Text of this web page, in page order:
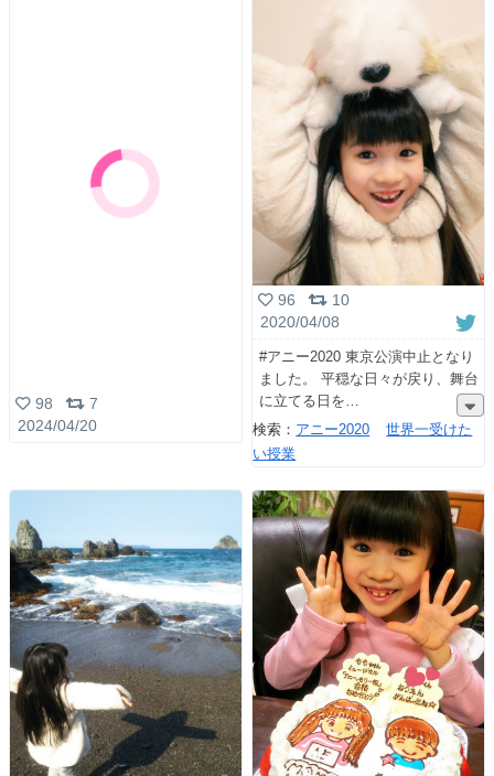
98
7
2024/04/20
96
10
2020/04/08
#アニー2020 東京公演中止となり
ました。 平穏な日々が戻り、舞台
に立てる日を
検索： アニー2020
世界一受けた
い授業